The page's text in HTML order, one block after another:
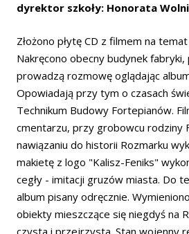
dyrektor szkoły: Honorata
Złożono płytę CD z filmem na
Nakręcono obecny budynek
prowadzą rozmowę oglądając
Opowiadają przy tym o czasach
Technikum Budowy Fortepianów.
cmentarzu, przy grobowcu rodziny
nawiązaniu do historii Rozmarku
makietę z logo "Kalisz-Feniks"
cegły - imitacji gruzów miasta. Do
album pisany odręcznie.
obiekty mieszczące się niegdyś na
czysta i przejrzysta. Stan wojenny